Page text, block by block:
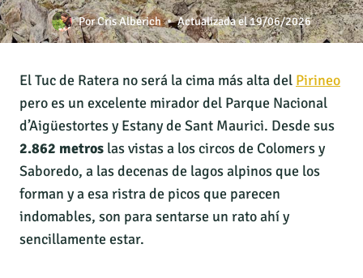
PorCris Alberich Actualizada el19/06/2026
El Tuc de Ratera no será la cima más alta del Pirineo
pero es un excelente mirador del Parque Nacional
d’Aigüestortes y Estany de Sant Maurici. Desde sus
2.862 metros las vistas a los circos de Colomers y
Saboredo, a las decenas de lagos alpinos que los
forman y a esa ristra de picos que parecen
indomables, son para sentarse un rato ahí y
sencillamente estar.